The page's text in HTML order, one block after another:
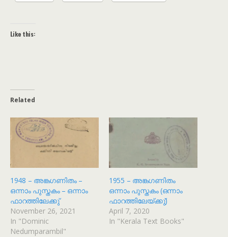
Like this:
Related
1948 – അങ്കഗണിതം –
ഒന്നാം പുസ്തകം – ഒന്നാം
ഫാറത്തിലേക്കു്
November 26, 2021
In "Dominic
Nedumparambil"
1955 – അങ്കഗണിതം
ഒന്നാം പുസ്തകം (ഒന്നാം
ഫാറത്തിലേയ്ക്കു്)
April 7, 2020
In "Kerala Text Books"